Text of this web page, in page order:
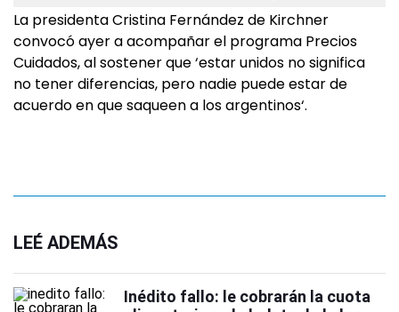
La presidenta Cristina Fernández de Kirchner
convocó ayer a acompañar el programa Precios
Cuidados, al sostener que ‘estar unidos no significa
no tener diferencias, pero nadie puede estar de
acuerdo en que saqueen a los argentinos‘.
LEÉ ADEMÁS
Inédito fallo: le cobrarán la cuota